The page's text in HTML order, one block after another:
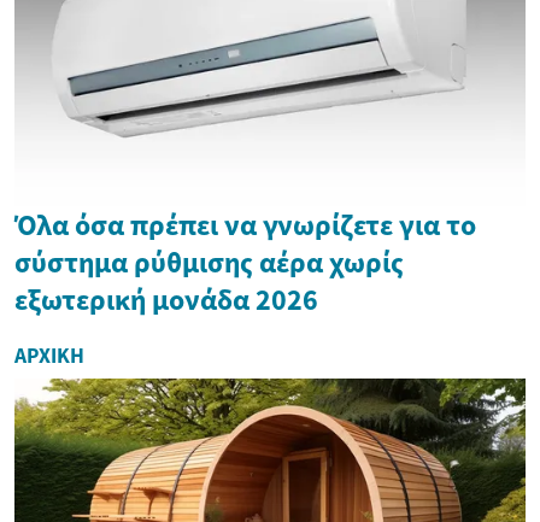
Όλα όσα πρέπει να γνωρίζετε για το
σύστημα ρύθμισης αέρα χωρίς
εξωτερική μονάδα 2026
ΑΡΧΙΚΉ